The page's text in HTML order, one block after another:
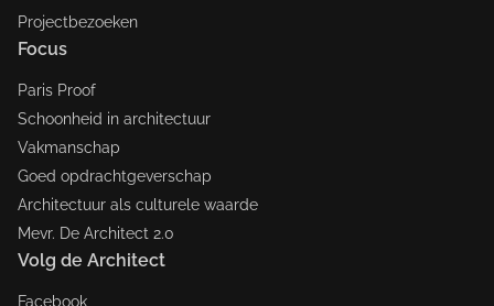
Projectbezoeken
Focus
Paris Proof
Schoonheid in architectuur
Vakmanschap
Goed opdrachtgeverschap
Architectuur als culturele waarde
Mevr. De Architect 2.0
Volg de Architect
Facebook